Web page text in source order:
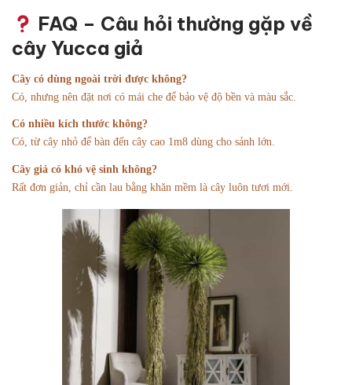
FAQ – Câu hỏi thường gặp về
cây Yucca giả
Cây có dùng ngoài trời được không?
Có, nhưng nên đặt nơi có mái che để bảo vệ độ bền và màu sắc.
Có nhiều kích thước không?
Có, từ cây nhỏ để bàn đến cây cao 1m8 dùng cho sảnh lớn.
Cây giả có khó vệ sinh không?
Rất đơn giản, chỉ cần lau bằng khăn mềm là cây luôn tươi mới.